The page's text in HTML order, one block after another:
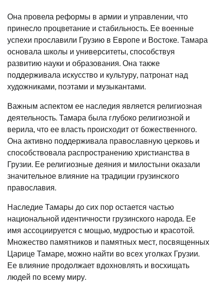
Она провела реформы в армии и управлении, что
принесло процветание и стабильность. Ее военные
успехи прославили Грузию в Европе и Востоке. Тамара
основала школы и университеты, способствуя
развитию науки и образования. Она также
поддерживала искусство и культуру, патронат над
художниками, поэтами и музыкантами.
Важным аспектом ее наследия является религиозная
деятельность. Тамара была глубоко религиозной и
верила, что ее власть происходит от божественного.
Она активно поддерживала православную церковь и
способствовала распространению христианства в
Грузии. Ее религиозные деяния и милостыни оказали
значительное влияние на традиции грузинского
православия.
Наследие Тамары до сих пор остается частью
национальной идентичности грузинского народа. Ее
имя ассоциируется с мощью, мудростью и красотой.
Множество памятников и памятных мест, посвященных
Царице Тамаре, можно найти во всех уголках Грузии.
Ее влияние продолжает вдохновлять и восхищать
людей по всему миру.